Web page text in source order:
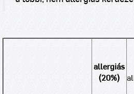
allergiás
(20%)